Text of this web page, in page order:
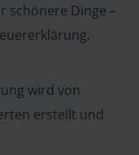
schönere Dinge –
wird von
erstellt und